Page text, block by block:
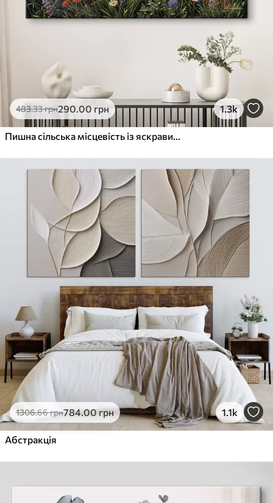
483.33грн290.00 грн 1.3k
Пишна сільська місцевість із яскравим лугом диких квітів, наповненим різнокольоровими квітами під хмарним небом
1306.66грн784.00грн 1.1k
Абстракція